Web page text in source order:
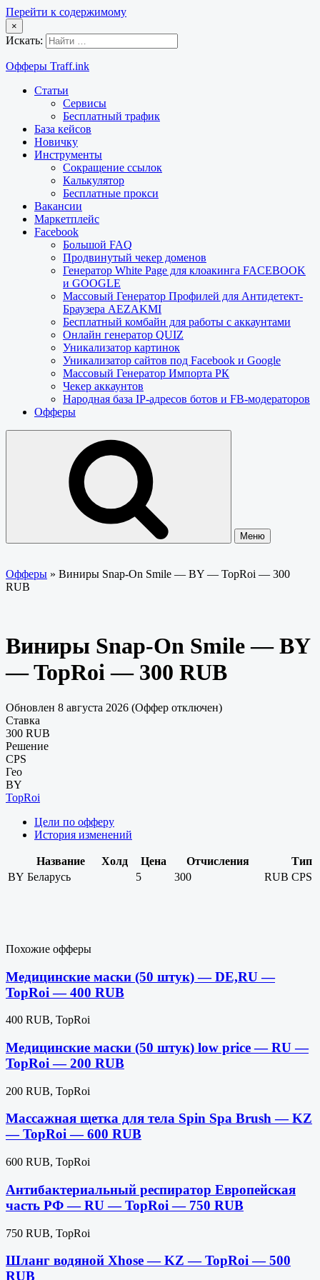
Перейти к содержимому
×
Искать:
Офферы Traff.ink
Статьи
Сервисы
Бесплатный трафик
База кейсов
Новичку
Инструменты
Сокращение ссылок
Калькулятор
Бесплатные прокси
Вакансии
Маркетплейс
Facebook
Большой FAQ
Продвинутый чекер доменов
Генератор White Page для клоакинга FACEBOOK
и GOOGLE
Массовый Генератор Профилей для Антидетект-
Браузера AEZAKMI
Бесплатный комбайн для работы с аккаунтами
Онлайн генератор QUIZ
Уникализатор картинок
Уникализатор сайтов под Facebook и Google
Массовый Генератор Импорта РК
Чекер аккаунтов
Народная база IP-адресов ботов и FB-модераторов
Офферы
Меню
Офферы » Виниры Snap-On Smile — BY — TopRoi — 300
RUB
Виниры Snap-On Smile — BY
— TopRoi — 300 RUB
Обновлен 8 августа 2026 (Оффер отключен)
Ставка
300 RUB
Решение
CPS
Гео
BY
TopRoi
Цели по офферу
История изменений
Название Холд Цена Отчисления
Тип
BY Беларусь 5 300 RUB CPS
Похожие офферы
Медицинские маски (50 штук) — DE,RU —
TopRoi — 400 RUB
400 RUB, TopRoi
Медицинские маски (50 штук) low price — RU —
TopRoi — 200 RUB
200 RUB, TopRoi
Массажная щетка для тела Spin Spa Brush — KZ
— TopRoi — 600 RUB
600 RUB, TopRoi
Антибактериальный респиратор Европейская
часть РФ — RU — TopRoi — 750 RUB
750 RUB, TopRoi
Шланг водяной Xhose — KZ — TopRoi — 500
RUB